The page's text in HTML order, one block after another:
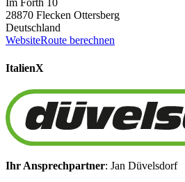
Im Forth 10
28870 Flecken Ottersberg
Deutschland
WebsiteRoute berechnen
ItalienX
Ihr Ansprechpartner: Jan Düvelsdorf